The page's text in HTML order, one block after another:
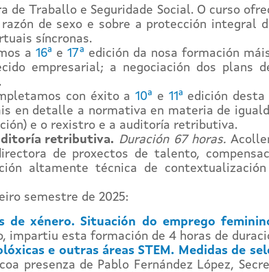
Traballo e Seguridade Social. O curso
de sexo e sobre a protección integral
síncronas.
a 16ª e 17ª edición da nosa formación
empresarial; a negociación dos plans
con éxito a10ª e 11ª edición desta
en detalle a normativa en materia de
e o rexistro e a auditoría retributiva.
retributiva. Duración 67 horas.
de proxectos de talento,
altamente técnica de
semestre de 2025:
xénero. Situación do emprego
impartiu esta formación de 4 horas de
e outras áreas STEM. Medidas de
presenza de Pablo Fernández López,